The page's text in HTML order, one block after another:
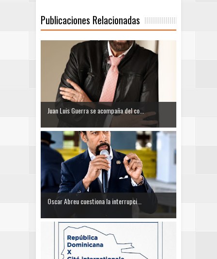
Publicaciones Relacionadas
Juan Luis Guerra se acompaña del co...
Oscar Abreu cuestiona la interrupci...